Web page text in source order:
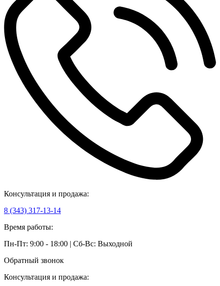
Консультация и продажа:
8 (343) 317-13-14
Время работы:
Пн-Пт: 9:00 - 18:00 | Сб-Вс: Выходной
Обратный звонок
Консультация и продажа: